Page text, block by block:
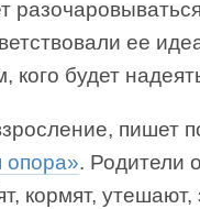
ее
кого будет
пишет
опора». Родители
кормят,